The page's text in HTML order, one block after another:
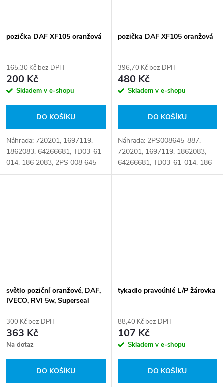
pozička DAF XF105 oranžová
165,30 Kč bez DPH
200 Kč
Skladem v e-shopu
DO KOŠÍKU
Náhrada: 720201, 1697119,
1862083, 64266681, TD03-61-
014, 186 2083, 2PS 008 645-
257, 2PS 008 645-887,
pozička DAF XF105 oranžová
396,70 Kč bez DPH
480 Kč
Skladem v e-shopu
DO KOŠÍKU
Náhrada: 2PS008645-887,
720201, 1697119, 1862083,
64266681, TD03-61-014, 186
2083, 2PS 008 645-257, 2PS
světlo poziční oranžové, DAF,
IVECO, RVI 5w, Superseal
300 Kč bez DPH
363 Kč
Na dotaz
DO KOŠÍKU
tykadlo pravoúhlé L/P žárovka
88,40 Kč bez DPH
107 Kč
Skladem v e-shopu
DO KOŠÍKU